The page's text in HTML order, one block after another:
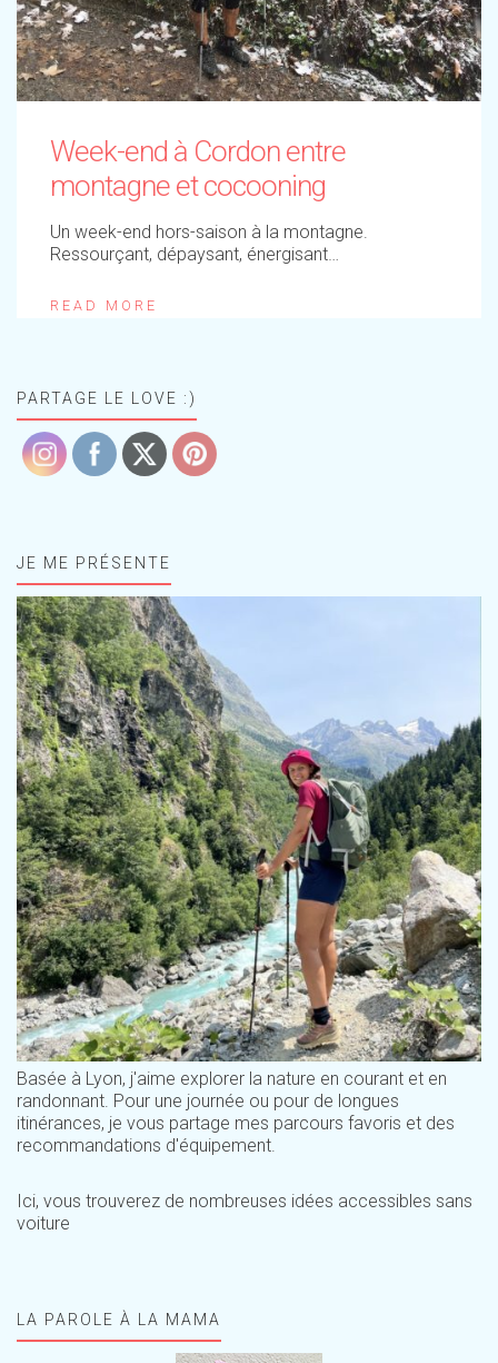
Week-end à Cordon entre
montagne et cocooning
Un week-end hors-saison à la montagne.
Ressourçant, dépaysant, énergisant…
READ MORE
PARTAGE LE LOVE :)
JE ME PRÉSENTE
Basée à Lyon, j'aime explorer la nature en courant et en
randonnant. Pour une journée ou pour de longues
itinérances, je vous partage mes parcours favoris et des
recommandations d'équipement.
Ici, vous trouverez de nombreuses idées accessibles sans
voiture
LA PAROLE À LA MAMA